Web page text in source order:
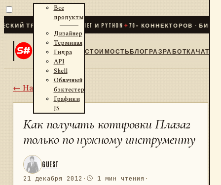
ТРЕЙДИНГ ДЛЯ .NET И PYTHON✦70 + КОННЕКТОРОВ · БИРЖИ ·
Все
продукты
Дизайнер
Терминал
Гидра
API
Shell
Облачный
бэктестер
Графики
JS
СТОИМОСТЬБЛОГРАЗРАБОТКАЧАТ
← Назад
Как получать котировки Плаза2
только по нужному инструменту
GUEST
21 декабря 2012 · 1 мин чтения ·